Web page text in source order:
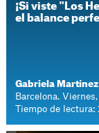
¡Si viste "Los
el balance
Gabriela Martínez
Barcelona.
Tiempo de